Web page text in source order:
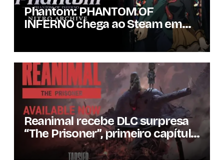
Phantom: PHANTOM OF
INFERNO chega ao Steam em
setembro com conteúdo da
versão lançada em 2013
Reanimal recebe DLC surpresa
“The Prisoner”, primeiro capítulo
da expansão de história